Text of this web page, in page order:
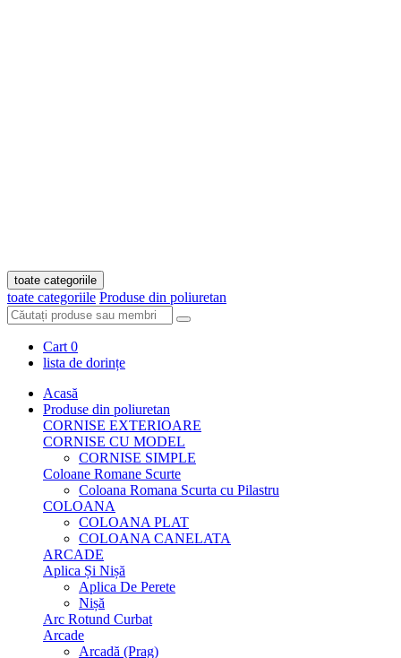
toate categoriile
toate categoriile Produse din poliuretan
Cart 0
lista de dorințe
Acasă
Produse din poliuretan
CORNISE EXTERIOARE
CORNISE CU MODEL
CORNISE SIMPLE
Coloane Romane Scurte
Coloana Romana Scurta cu Pilastru
COLOANA
COLOANA PLAT
COLOANA CANELATA
ARCADE
Aplica Și Nișă
Aplica De Perete
Nișă
Arc Rotund Curbat
Arcade
Arcadă (Prag)